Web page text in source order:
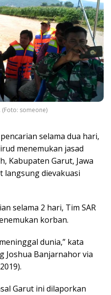
someone)
selama dua hari,
menemukan jasad
Kabupaten Garut, Jawa
langsung dievakuasi
selama 2 hari, Tim SAR
korban.
dunia,” kata
Joshua Banjarnahor via
Garut ini dilaporkan